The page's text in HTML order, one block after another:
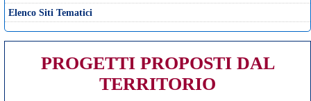
Elenco Siti Tematici
PROGETTI PROPOSTI DAL
TERRITORIO